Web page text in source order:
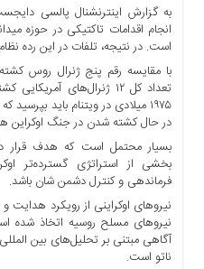
برگه
تعرفه
درباره
اخبار
سایت
ارتباط
به گزارش اینترنشنال پالسی
انجام اقدامات تاکتیکی در حوزه
است. در نتیجه، تلفات در این رده
با مقایسه رقم پنج ژنرال روس
۱۹۷۵ میلادی در ویتنام باید
در حال کشته شدن در جنگ اوکراین
بسیار محتمل است که هدف قرار
بخشی از استراتژی گسترده‌تر
فرماندهی و کنترل دشمن شان باشد.
نیرو‌های مسلح روسیه اتخاذ
آگاهی مبتنی بر تحلیل‌های بین
ناتو است.